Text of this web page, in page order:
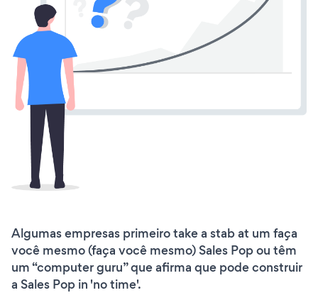
Algumas empresas primeiro take a stab at um faça
você mesmo (faça você mesmo) Sales Pop ou têm
um “computer guru” que afirma que pode construir
a Sales Pop in 'no time'.